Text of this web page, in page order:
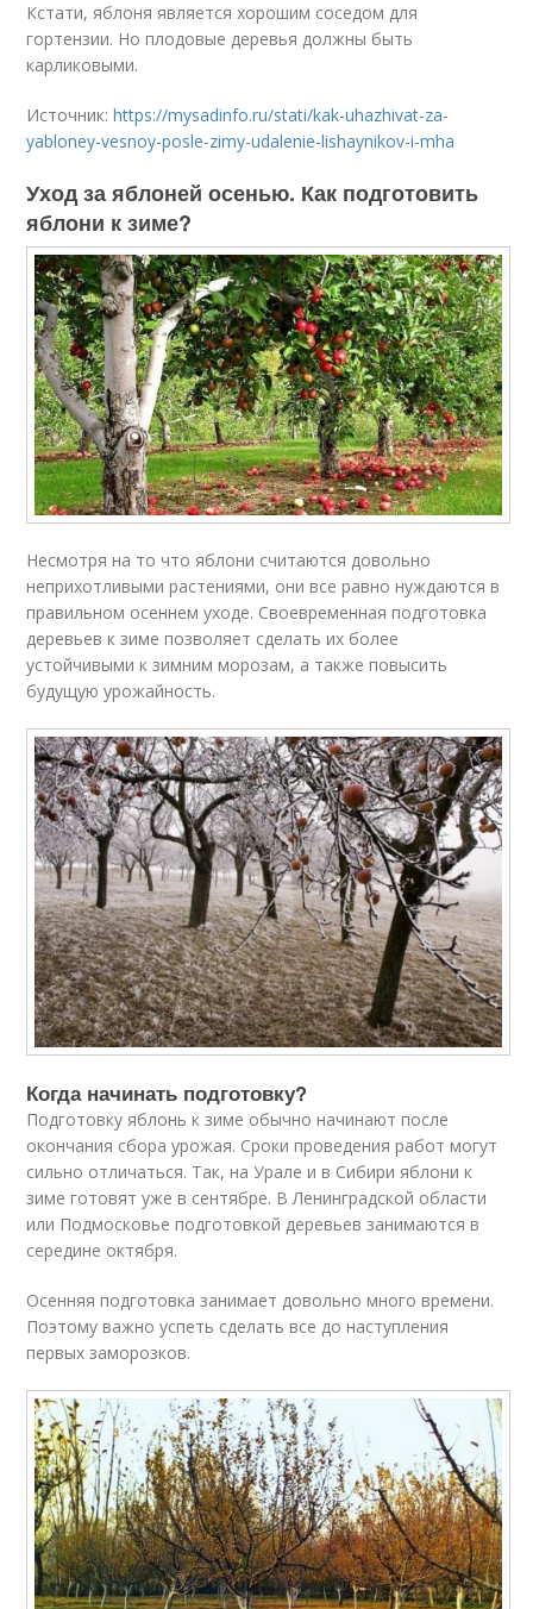
Кстати, яблоня является хорошим соседом для
гортензии. Но плодовые деревья должны быть
карликовыми.
Источник:https://mysadinfo.ru/stati/kak-uhazhivat-za-
yabloney-vesnoy-posle-zimy-udalenie-lishaynikov-i-mha
Уход за яблоней осенью. Как подготовить
яблони к зиме?
Несмотря на то что яблони считаются довольно
неприхотливыми растениями, они все равно нуждаются в
правильном осеннем уходе. Своевременная подготовка
деревьев к зиме позволяет сделать их более
устойчивыми к зимним морозам, а также повысить
будущую урожайность.
Когда начинать подготовку?
Подготовку яблонь к зиме обычно начинают после
окончания сбора урожая. Сроки проведения работ могут
сильно отличаться. Так, на Урале и в Сибири яблони к
зиме готовят уже в сентябре. В Ленинградской области
или Подмосковье подготовкой деревьев занимаются в
середине октября.
Осенняя подготовка занимает довольно много времени.
Поэтому важно успеть сделать все до наступления
первых заморозков.